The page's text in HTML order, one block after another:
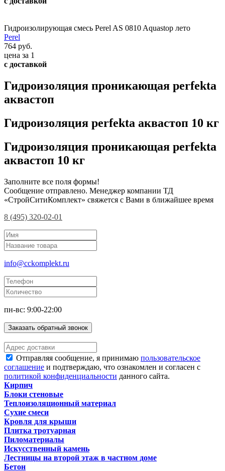
Гидроизолирующая смесь Perel AS 0810 Aquastop лето
Perel
764 руб.
цена за 1
с доставкой
Гидроизоляция проникающая perfekta
аквастоп
Гидроизоляция perfekta аквастоп 10 кг
Гидроизоляция проникающая perfekta
аквастоп 10 кг
Заполните все поля формы!
Сообщение отправлено. Менеджер компании ТД
«СтройСитиКомплект» свяжется с Вами в ближайшее время
8 (495) 320-02-01
info@cckomplekt.ru
пн-вс: 9:00-22:00
Заказать обратный звонок
Отправляя сообщение, я принимаю пользовательское
соглашение и подтверждаю, что ознакомлен и согласен с
политикой конфиденциальности данного сайта.
Кирпич
Блоки стеновые
Теплоизоляционный материал
Сухие смеси
Кровля для крыши
Плитка тротуарная
Пиломатериалы
Искусственный камень
Лестницы на второй этаж в частном доме
Бетон